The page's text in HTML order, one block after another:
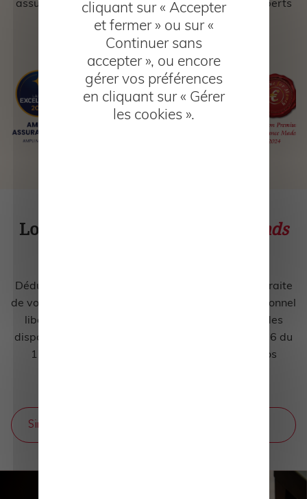
assurance vie sont tous les ans primés par les experts
de l'assurance.
Loi Madelin,
calculez vos plafonds
Déduisez vos cotisations santé, prévoyance et retraite
de votre revenu professionnel. En tant que professionnel
libéral ou indépendant, vous pouvez bénéficier des
dispositions fiscales avantageuses de la loi 94-126 du
11 février 1994, dite loi Madelin, concernant vos
Simulateur Madelin
cliquant sur « Accepter
et fermer » ou sur «
Continuer sans
accepter », ou encore
gérer vos préférences
en cliquant sur « Gérer
les cookies ».